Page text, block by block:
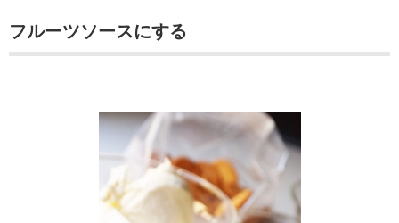
フルーツソースにする